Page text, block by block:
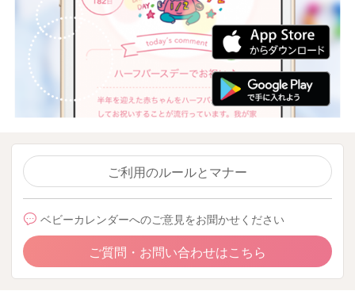
ご利用のルールとマナー
ベビーカレンダーへのご意見をお聞かせください
ご質問・お問い合わせはこちら